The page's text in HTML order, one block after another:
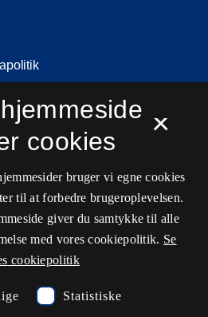
×
cookies
bruger vi egne cookies
til at forbedre brugeroplevelsen.
giver du samtykke til alle
med vores cookiepolitik. Se
cookiepolitik
Statistiske